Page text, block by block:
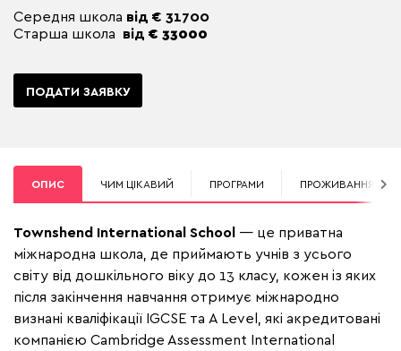
Середня школа від € 31700
Старша школа від € 33000
ПОДАТИ ЗАЯВКУ
ОПИС ЧИМ ЦІКАВИЙ ПРОГРАМИ ПРОЖИВАННЯ
Townshend International School — це приватна
міжнародна школа, де приймають учнів з усього
світу від дошкільного віку до 13 класу, кожен із яких
після закінчення навчання отримує міжнародно
визнані кваліфікації IGCSE та A Level, які акредитовані
компанією Cambridge Assessment International